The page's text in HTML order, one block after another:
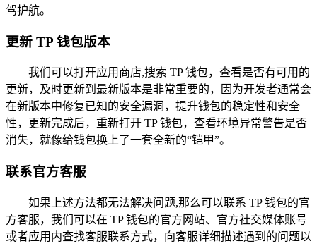
驾护航。
更新 TP 钱包版本
我们可以打开应用商店,搜索 TP 钱包，查看是否有可用的
更新，及时更新到最新版本是非常重要的，因为开发者通常会
在新版本中修复已知的安全漏洞，提升钱包的稳定性和安全
性，更新完成后，重新打开 TP 钱包，查看环境异常警告是否
消失，就像给钱包换上了一套全新的“铠甲”。
联系官方客服
如果上述方法都无法解决问题,那么可以联系 TP 钱包的官
方客服，我们可以在 TP 钱包的官方网站、官方社交媒体账号
或者应用内查找客服联系方式，向客服详细描述遇到的问题以